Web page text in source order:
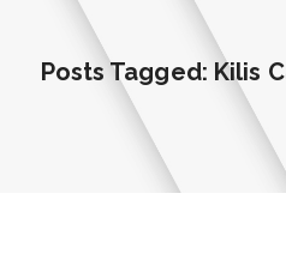
Posts Tagged: Kilis